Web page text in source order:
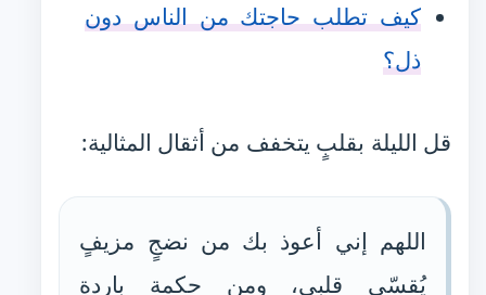
كيف تطلب حاجتك من الناس دون
ذل؟
قل الليلة بقلبٍ يتخفف من أثقال المثالية:
اللهم إني أعوذ بك من نضجٍ مزيفٍ
يُقسّي قلبي، ومن حكمةٍ باردةٍ